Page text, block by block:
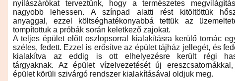
nyílászárókat terveztünk, hogy a természetes
nagyobb lehessen. A színpad alatti rést kitöltöttük
anyaggal, ezzel költséghatékonyabbá tettük az
tompítottuk a próbák során keletkező zajokat.
A teljes épület előtt oszlopsorral kialakításra kerülő tornác
széles, fedett. Ezzel is erősítve az épület tájház jellegét, és
kialakítva az eddig is ott elhelyezésre került régi
tárgyaknak. Az épület vízelvezetését új
épület körüli szivárgó rendszer kialakításával oldjuk meg.